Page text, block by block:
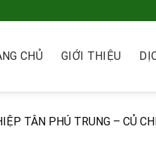
CHỦ GIỚI THIỆU
TÂN PHÚ TRUNG – CỦ